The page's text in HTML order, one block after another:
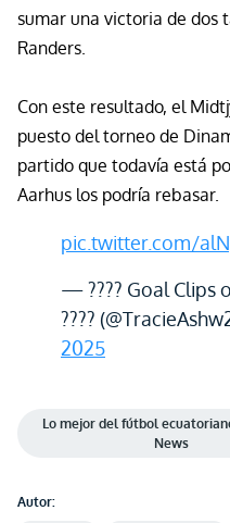
sumar una victoria de dos
Randers.
Con este resultado, el
puesto del torneo de
partido que todavía está
Aarhus los podría rebasar.
pic.twitter.com/
— ???? Goal Clips
????
2025
Lo mejor del fútbol
News
Autor: